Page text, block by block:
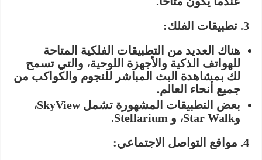
3. تطبيقات الفلك:
هناك العديد من التطبيقات الفلكية المتاحة
للهواتف الذكية والأجهزة اللوحية، والتي تسمح
لك بمشاهدة البث المباشر للنجوم والكواكب من
جميع أنحاء العالم.
بعض التطبيقات المشهورة تشمل SkyView،
وStar Walk، و Stellarium.
4. مواقع التواصل الاجتماعي: